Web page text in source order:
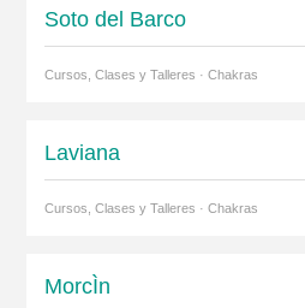
Soto del Barco
Cursos, Clases y Talleres · Chakras
Laviana
Cursos, Clases y Talleres · Chakras
MorcÌn